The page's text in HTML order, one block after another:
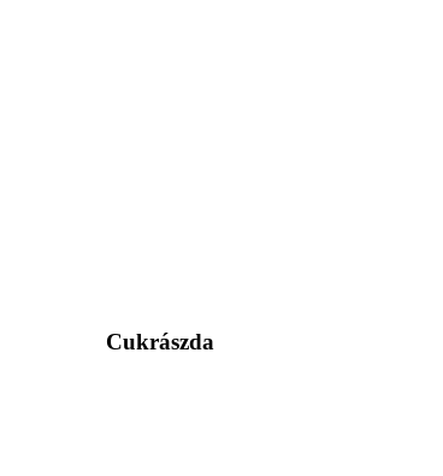
Cukrászda